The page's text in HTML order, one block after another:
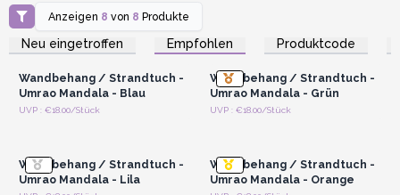
Wohndekoration anbieten möchten, die eine breite Palette von
Kunden anspricht.
Abmessungen: 212 x 193 cm
Bestellen Sie noch heute und bieten Sie Ihren Kunden
die perfekte dekorative Note, nach der sie suchen!
Anzeigen 8 von 8 Produkte
Neu eingetroffen Empfohlen Produktcode
Anmelden oder
Registrieren für
Großhandelspreise
Wandbehang / Strandtuch -
Umrao Mandala - Blau
UVP : €18.00/Stück
Registrieren für
Großhandelspreise
Wandbehang / Strandtuch -
Umrao Mandala - Grün
UVP : €18.00/Stück
Anmelden oder
Wandbehang / Strandtuch -
Umrao Mandala - Lila
Anmelden oder
Wandbehang / Strandtuch -
Umrao Mandala - Orange